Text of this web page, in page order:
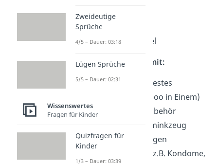
Taschentücher
Zeckenzange
Desinfektionsmittel
Hygiene — Das kann mit:
„Duschbrocken“ (festes
Duschgel & Shampoo in Einem)
Kontaktlinsen & Zubehör
Schmink -& Abschminkzeug
Einweg-Sitzunterlagen
Verhütungsmittel, z.B. Kondome,
Zweideutige
Sprüche
4/5 – Dauer: 03:18
Lügen Sprüche
5/5 – Dauer: 02:31
Wissenswertes
Fragen für Kinder
Quizfragen für
Kinder
1/3 – Dauer: 03:39